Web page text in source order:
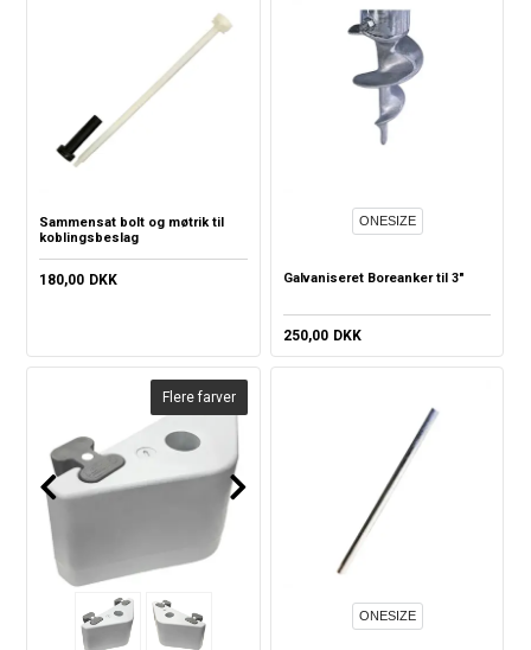
Sammensat bolt og møtrik til
koblingsbeslag
180,00 DKK
ONESIZE
Galvaniseret Boreanker til 3"
250,00 DKK
Flere farver
ONESIZE